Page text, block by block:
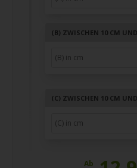
(B) ZWISCHEN 10 CM
(C) ZWISCHEN 10 CM
Ab